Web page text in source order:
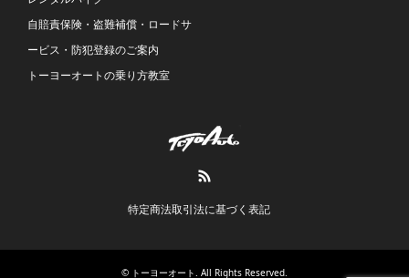
自賠責保険・盗難補償・ロードサ
ービス・防犯登録のご案内
トーヨーオートの乗り方教室
特定商法取引法に基づく表記
© トーヨーオート. All Rights Reserved.